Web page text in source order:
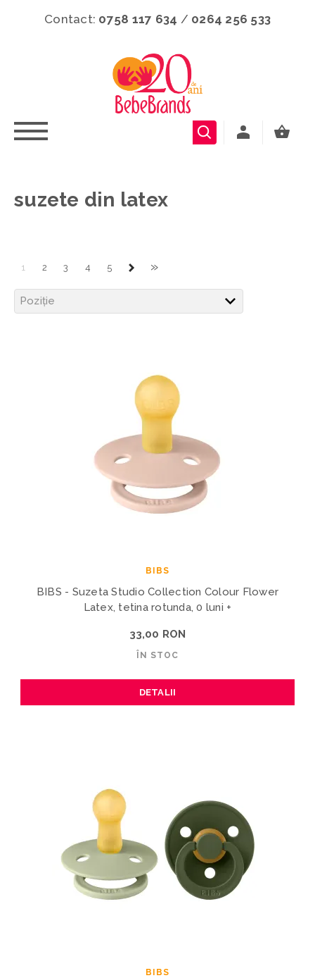
Contact: 0758 117 634 / 0264 256 533
suzete din latex
1 2 3 4 5 »
BIBS
BIBS - Suzeta Studio Collection Colour Flower
Latex, tetina rotunda, 0 luni +
33,00 RON
ÎN STOC
DETALII
BIBS